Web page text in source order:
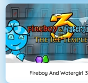
Fireboy And Watergirl 3